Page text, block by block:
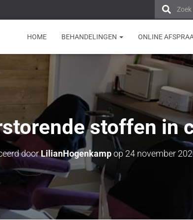
HOME BEHANDELINGEN ONLINE
stoffen in
doorLilianHogenkampop 24 november